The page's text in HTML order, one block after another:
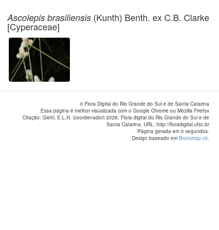
Ascolepis brasiliensis (Kunth) Benth. ex C.B. Clarke
[Cyperaceae]
© Flora Digital do Rio Grande do Sul e de Santa Catarina
Essa página é melhor visualizada com o Google Chrome ou Mozilla Firefox
Citação: Giehl, E.L.H. (coordenador) 2026. Flora digital do Rio Grande do Sul e de
Santa Catarina. URL: http://floradigital.ufsc.br
Página gerada em 0 segundos.
Design baseado em Bootstrap v3